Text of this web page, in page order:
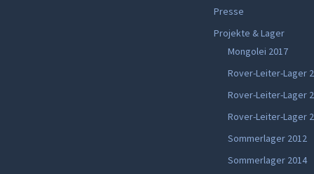
Presse
Projekte & Lager
Mongolei 2017
Rover-Leiter-Lager
Rover-Leiter-Lager
Rover-Leiter-Lager
Sommerlager 2012
Sommerlager 2014